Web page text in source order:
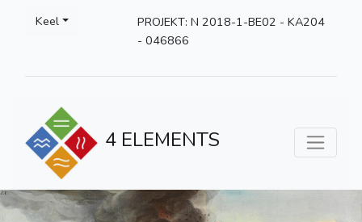
Keel
PROJEKT: N 2018-1-BE02 - KA204
- 046866
4 ELEMENTS